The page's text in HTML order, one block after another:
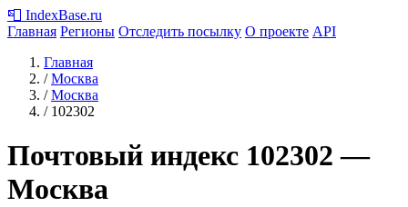
📮 IndexBase.ru
Главная Регионы Отследить посылку О проекте API
Главная
/ Москва
/ Москва
/ 102302
Почтовый индекс 102302 —
Москва